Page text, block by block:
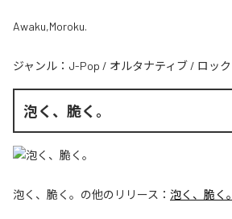
Awaku,Moroku.
ジャンル： J-Pop / オルタナティブ / ロック
泡く、脆く。
泡く、脆く。 の他のリリース： 泡く、脆く。